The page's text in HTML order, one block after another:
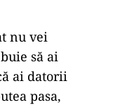
nu vei
să ai
ai datorii
pasa,